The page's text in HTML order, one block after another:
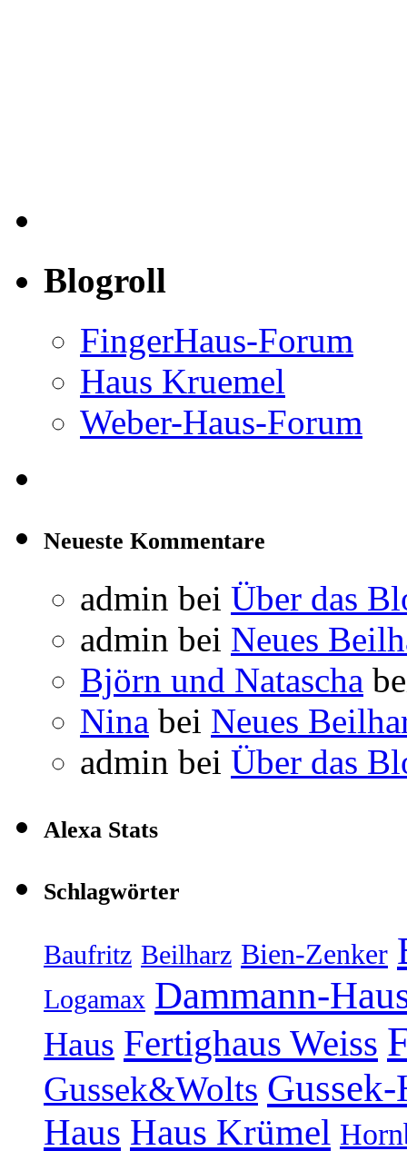
Blogroll
FingerHaus-Forum
Haus Kruemel
Weber-Haus-Forum
Neueste Kommentare
admin bei Über das
admin bei Neues
Björn und Natascha
Nina bei Neues
admin bei Über das
Alexa Stats
Schlagwörter
Baufritz Beilharz Bien-Zenker
Logamax Dammann-
Haus Fertighaus Weiss
Gussek&Wolts Gussek-
Haus Haus Krümel